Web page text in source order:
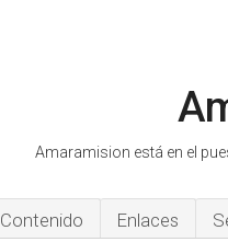
Amaramision está en el
Contenido Enlaces